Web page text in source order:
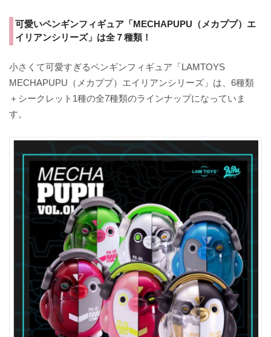
可愛いペンギンフィギュア「MECHAPUPU（メカププ）エ
イリアンシリーズ」は全７種類！
小さくて可愛すぎるペンギンフィギュア「LAMTOYS
MECHAPUPU（メカププ）エイリアンシリーズ」は、6種類
＋シークレット1種の全7種類のラインナップになっていま
す。